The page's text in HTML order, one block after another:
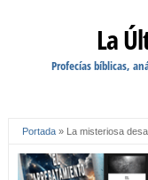
La
Profecías bíblicas,
Portada» La misteriosa